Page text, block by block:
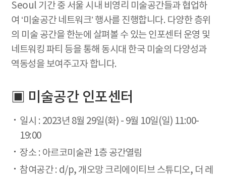
Seoul 기간 중 서울 시내 비영리 미술공간들과 협업하
여 ‘미술공간 네트워크’ 행사를 진행합니다. 다양한 층위
의 미술 공간을 한눈에 살펴볼 수 있는 인포센터 운영 및
네트워킹 파티 등을 통해 동시대 한국 미술의 다양성과
역동성을 보여주고자 합니다.
▣ 미술공간 인포센터
일시 : 2023년 8월 29일(화) - 9월 10일(일) 11:00-
19:00
장소 : 아르코미술관 1층 공간열림
참여공간 : d/p, 개오망 크리에이티브 스튜디오, 더 레